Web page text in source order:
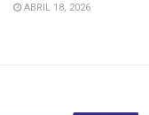
ABRIL 18, 2026